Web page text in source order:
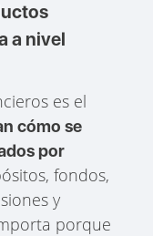
a nivel
es el
cómo se
por
fondos,
y
porque